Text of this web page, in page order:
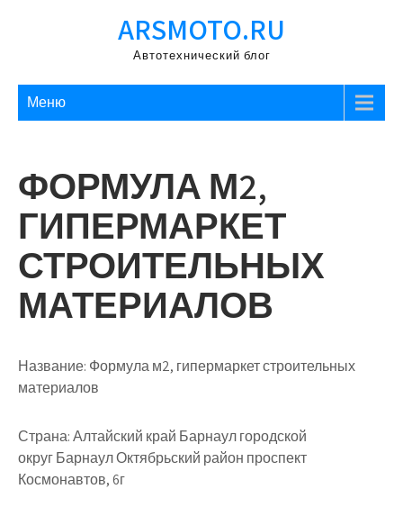
ARSMOTO.RU
Автотехнический блог
Меню
ФОРМУЛА М2,
ГИПЕРМАРКЕТ
СТРОИТЕЛЬНЫХ
МАТЕРИАЛОВ
Название: Формула м2, гипермаркет строительных
материалов
Страна:Алтайский край Барнаул городской
округ Барнаул Октябрьский район проспект
Космонавтов, 6г